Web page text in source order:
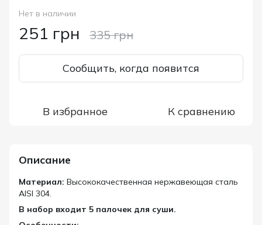
Нет в наличии
251 грн 335 грн
Сообщить, когда появится
В избранное К сравнению
Описание
Материал: Высококачественная нержавеющая сталь
AISI 304.
В набор входит 5 палочек для суши.